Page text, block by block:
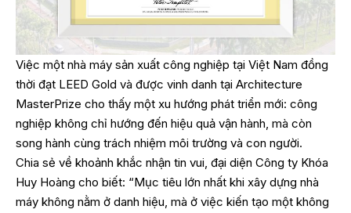
Việc một nhà máy sản xuất công nghiệp tại Việt Nam đồng
thời đạt LEED Gold và được vinh danh tại Architecture
MasterPrize cho thấy một xu hướng phát triển mới: công
nghiệp không chỉ hướng đến hiệu quả vận hành, mà còn
song hành cùng trách nhiệm môi trường và con người.
Chia sẻ về khoảnh khắc nhận tin vui, đại diện Công ty Khóa
Huy Hoàng cho biết: “Mục tiêu lớn nhất khi xây dựng nhà
máy không nằm ở danh hiệu, mà ở việc kiến tạo một không